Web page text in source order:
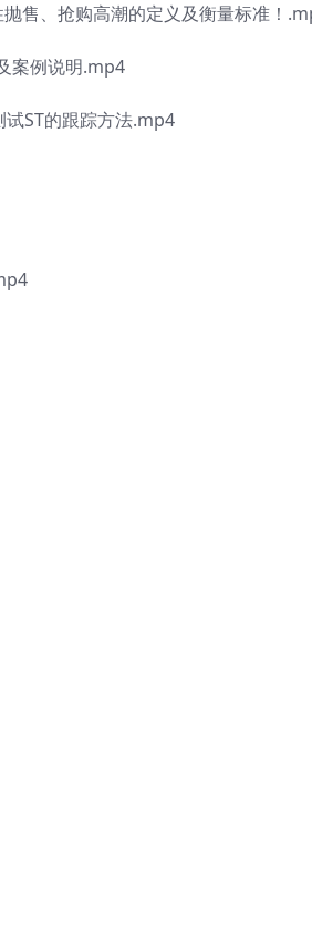
售、抢购高潮的定义及衡量标准！
案例说明.mp4
ST的跟踪方法.mp4